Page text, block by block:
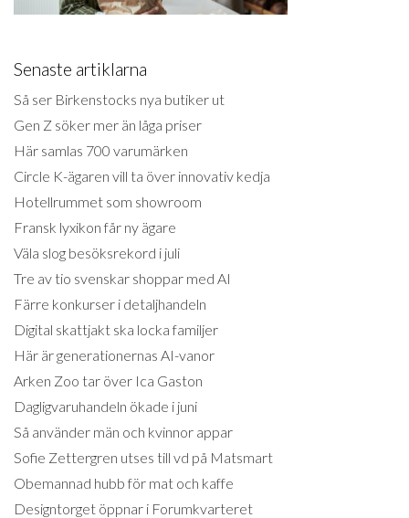
Senaste artiklarna
Så ser Birkenstocks nya butiker ut
Gen Z söker mer än låga priser
Här samlas 700 varumärken
Circle K-ägaren vill ta över innovativ kedja
Hotellrummet som showroom
Fransk lyxikon får ny ägare
Väla slog besöksrekord i juli
Tre av tio svenskar shoppar med AI
Färre konkurser i detaljhandeln
Digital skattjakt ska locka familjer
Här är generationernas AI-vanor
Arken Zoo tar över Ica Gaston
Dagligvaruhandeln ökade i juni
Så använder män och kvinnor appar
Sofie Zettergren utses till vd på Matsmart
Obemannad hubb för mat och kaffe
Designtorget öppnar i Forumkvarteret